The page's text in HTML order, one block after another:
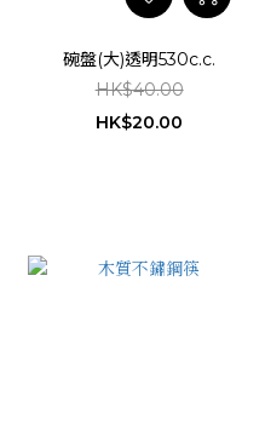
碗盤(大)透明530c.c.
HK$40.00
HK$20.00